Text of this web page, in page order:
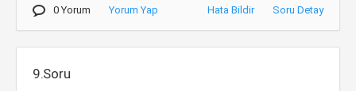
0 Yorum Yorum Yap Hata Bildir Soru Detay
9.Soru